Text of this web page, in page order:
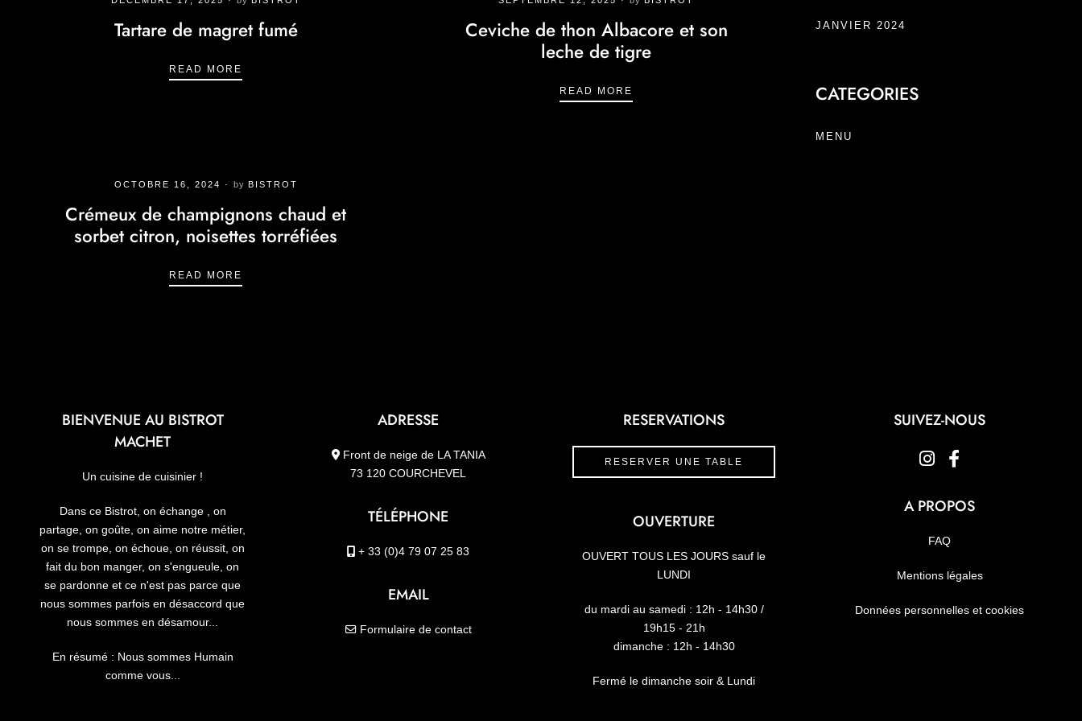
Tartare de magret fumé
READ MORE
Ceviche de thon Albacore et son
leche de tigre
READ MORE CEVICHE DE THON ALBACORE ET SON LECHE DE TIGRE
OCTOBRE 16, 2024 by BISTROT
Crémeux de champignons chaud et
sorbet citron, noisettes torréfiées
READ MORE
JANVIER 2024
CATEGORIES
MENU
BIENVENUE AU BISTROT
MACHET
Un cuisine de cuisinier !
Dans ce Bistrot, on échange , on
partage, on goûte, on aime notre métier,
on se trompe, on échoue, on réussit, on
fait du bon manger, on s'engueule, on
se pardonne et ce n'est pas parce que
nous sommes parfois en désaccord que
nous sommes en désamour...
En résumé : Nous sommes Humain
comme vous...
ADRESSE
Front de neige de LA TANIA
73 120 COURCHEVEL
TÉLÉPHONE
+ 33 (0)4 79 07 25 83
EMAIL
Formulaire de contact
RESERVATIONS
RESERVER UNE TABLE
OUVERTURE
OUVERT TOUS LES JOURS sauf le
LUNDI
du mardi au samedi : 12h - 14h30 /
19h15 - 21h
dimanche : 12h - 14h30
Fermé le dimanche soir & Lundi
SUIVEZ-NOUS
A PROPOS
FAQ
Mentions légales
Données personnelles et cookies